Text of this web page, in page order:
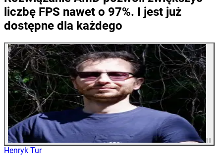
liczbę FPS nawet o 97%. I jest już
dostępne dla każdego
H
Henryk Tur